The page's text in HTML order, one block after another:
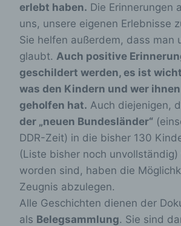
erlebt haben. Die Erinnerungen
uns, unsere eigenen Erlebnisse
Sie helfen außerdem, dass man
glaubt. Auch positive
geschildert werden, es ist
was den Kindern und wer
geholfen hat. Auch diejenigen,
der „neuen Bundesländer“
DDR-Zeit) in die bisher 130
(Liste bisher noch
worden sind, haben die
Zeugnis abzulegen.
Alle Geschichten dienen der
als Belegsammlung. Sie sind